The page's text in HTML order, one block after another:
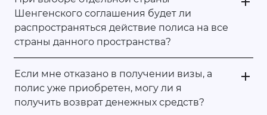
Шенгенского соглашения будет ли
распространяться действие полиса на все
страны данного пространства?
Если мне отказано в получении визы, а
полис уже приобретен, могу ли я
получить возврат денежных средств?